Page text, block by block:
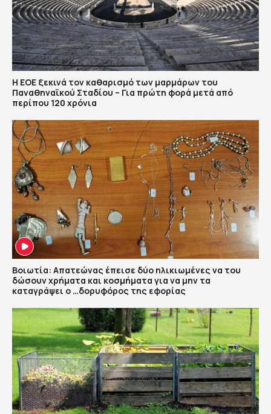
Η ΕΟΕ ξεκινά τον καθαρισμό των μαρμάρων του
Παναθηναϊκού Σταδίου – Για πρώτη φορά μετά από
περίπου 120 χρόνια
Βοιωτία: Απατεώνας έπεισε δύο ηλικιωμένες να του
δώσουν χρήματα και κοσμήματα για να μην τα
καταγράψει ο …δορυφόρος της εφορίας